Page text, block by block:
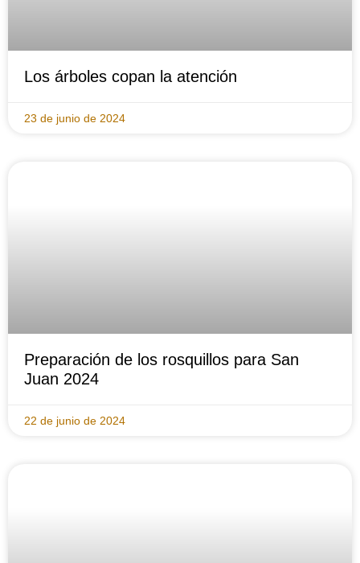
Los árboles copan la atención
23 de junio de 2024
Preparación de los rosquillos para San
Juan 2024
22 de junio de 2024